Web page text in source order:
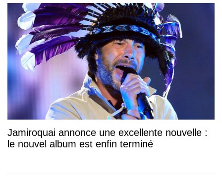
Jamiroquai annonce une excellente nouvelle :
le nouvel album est enfin terminé